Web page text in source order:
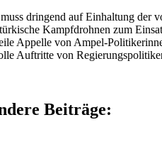
dringend auf Einhaltung der
Kampfdrohnen zum
Appelle von Ampel-
Auftritte von
Beiträge: